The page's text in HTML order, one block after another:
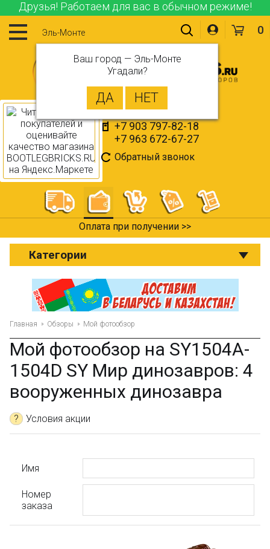
Друзья! Работаем для вас в обычном режиме!
Эль-Монте
Ваш город — Эль-Монте
Угадали?
+7 903 797-82-18
+7 963 672-67-27
Обратный звонок
0
Оплата при получении >>
Категории
Главная Обзоры Мой фотообзор
Мой фотообзор на SY1504A-
1504D SY Мир динозавров: 4
вооруженных динозавра
? Условия акции
Имя
Номер
заказа